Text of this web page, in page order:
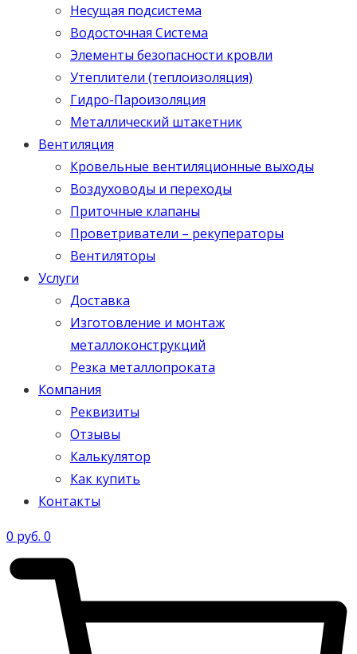
Несущая подсистема
Водосточная Система
Элементы безопасности кровли
Утеплители (теплоизоляция)
Гидро-Пароизоляция
Металлический штакетник
Вентиляция
Кровельные вентиляционные выходы
Воздуховоды и переходы
Приточные клапаны
Проветриватели – рекуператоры
Вентиляторы
Услуги
Доставка
Изготовление и монтаж
металлоконструкций
Резка металлопроката
Компания
Реквизиты
Отзывы
Калькулятор
Как купить
Контакты
0 руб. 0